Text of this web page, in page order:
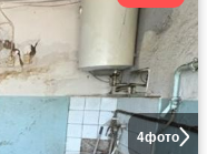
4фото